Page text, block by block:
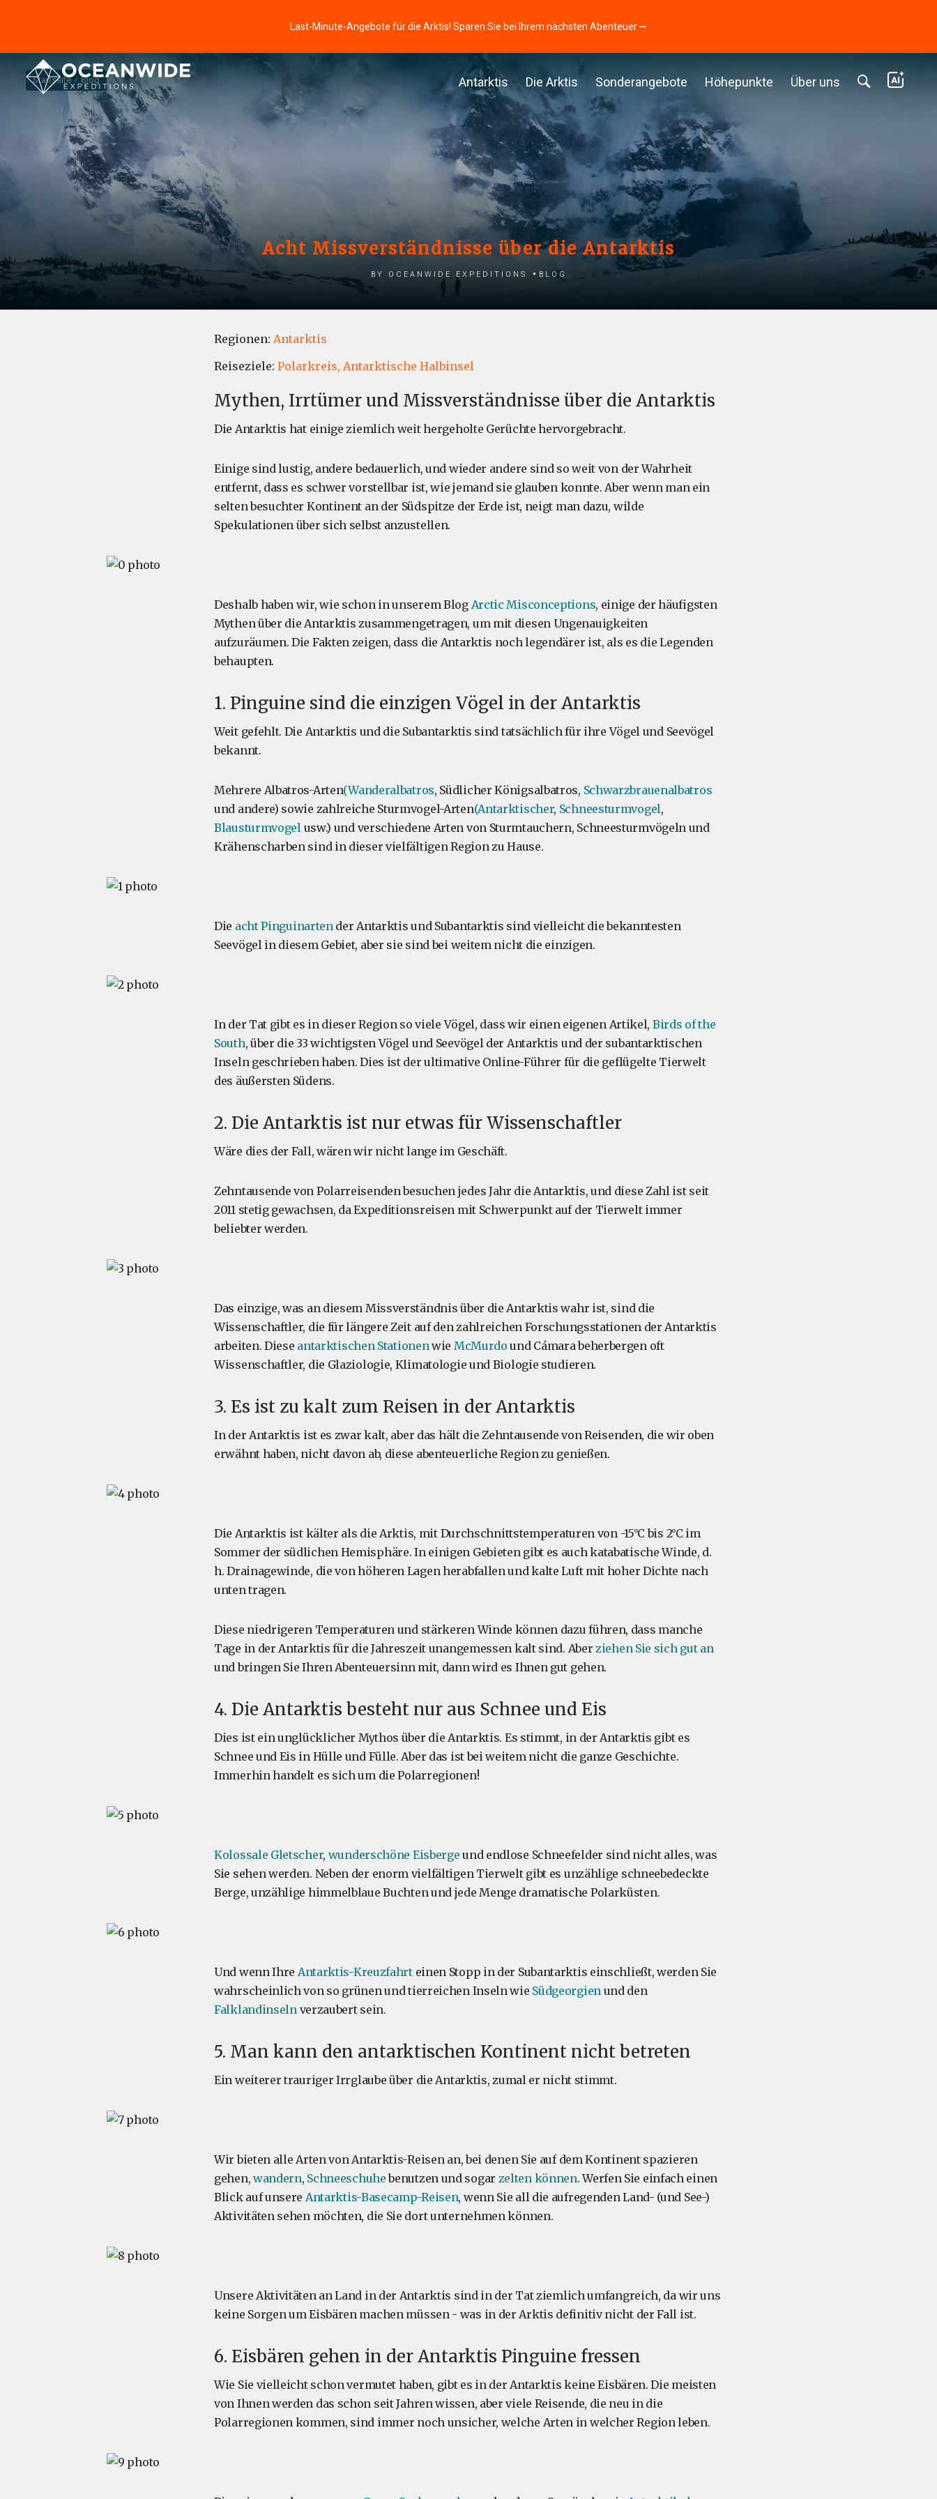
Last-Minute-Angebote für die Arktis! Sparen Sie bei Ihrem nächsten Abenteuer ⭢
Antarktis Die Arktis Sonderangebote Höhepunkte Über uns
Startseite Blog
Acht Missverständnisse über die Antarktis
by Oceanwide Expeditions Blog
Regionen: Antarktis
Reiseziele: Polarkreis, Antarktische Halbinsel
Mythen, Irrtümer und Missverständnisse über die Antarktis
Die Antarktis hat einige ziemlich weit hergeholte Gerüchte hervorgebracht.
Einige sind lustig, andere bedauerlich, und wieder andere sind so weit von der Wahrheit
entfernt, dass es schwer vorstellbar ist, wie jemand sie glauben konnte. Aber wenn man ein
selten besuchter Kontinent an der Südspitze der Erde ist, neigt man dazu, wilde
Spekulationen über sich selbst anzustellen.
Deshalb haben wir, wie schon in unserem Blog Arctic Misconceptions, einige der häufigsten
Mythen über die Antarktis zusammengetragen, um mit diesen Ungenauigkeiten
aufzuräumen. Die Fakten zeigen, dass die Antarktis noch legendärer ist, als es die Legenden
behaupten.
1. Pinguine sind die einzigen Vögel in der Antarktis
Weit gefehlt. Die Antarktis und die Subantarktis sind tatsächlich für ihre Vögel und Seevögel
bekannt.
Mehrere Albatros-Arten(Wanderalbatros, Südlicher Königsalbatros, Schwarzbrauenalbatros
und andere) sowie zahlreiche Sturmvogel-Arten(Antarktischer, Schneesturmvogel,
Blausturmvogelusw.) und verschiedene Arten von Sturmtauchern, Schneesturmvögeln und
Krähenscharben sind in dieser vielfältigen Region zu Hause.
Die acht Pinguinartender Antarktis und Subantarktis sind vielleicht die bekanntesten
Seevögel in diesem Gebiet, aber sie sind bei weitem nicht die einzigen.
In der Tat gibt es in dieser Region so viele Vögel, dass wir einen eigenen Artikel, Birds of the
South, über die 33 wichtigsten Vögel und Seevögel der Antarktis und der subantarktischen
Inseln geschrieben haben. Dies ist der ultimative Online-Führer für die geflügelte Tierwelt
des äußersten Südens.
2. Die Antarktis ist nur etwas für Wissenschaftler
Wäre dies der Fall, wären wir nicht lange im Geschäft.
Zehntausende von Polarreisenden besuchen jedes Jahr die Antarktis, und diese Zahl ist seit
2011 stetig gewachsen, da Expeditionsreisen mit Schwerpunkt auf der Tierwelt immer
beliebter werden.
Das einzige, was an diesem Missverständnis über die Antarktis wahr ist, sind die
Wissenschaftler, die für längere Zeit auf den zahlreichen Forschungsstationen der Antarktis
arbeiten. Diese antarktischen Stationenwie McMurdo und Cámara beherbergen oft
Wissenschaftler, die Glaziologie, Klimatologie und Biologie studieren.
3. Es ist zu kalt zum Reisen in der Antarktis
In der Antarktis ist es zwar kalt, aber das hält die Zehntausende von Reisenden, die wir oben
erwähnt haben, nicht davon ab, diese abenteuerliche Region zu genießen.
Die Antarktis ist kälter als die Arktis, mit Durchschnittstemperaturen von -15°C bis 2°C im
Sommer der südlichen Hemisphäre. In einigen Gebieten gibt es auch katabatische Winde, d.
h. Drainagewinde, die von höheren Lagen herabfallen und kalte Luft mit hoher Dichte nach
unten tragen.
Diese niedrigeren Temperaturen und stärkeren Winde können dazu führen, dass manche
Tage in der Antarktis für die Jahreszeit unangemessen kalt sind. Aberziehen Sie sich gut an
und bringen Sie Ihren Abenteuersinn mit, dann wird es Ihnen gut gehen.
4. Die Antarktis besteht nur aus Schnee und Eis
Dies ist ein unglücklicher Mythos über die Antarktis. Es stimmt, in der Antarktis gibt es
Schnee und Eis in Hülle und Fülle. Aber das ist bei weitem nicht die ganze Geschichte.
Immerhin handelt es sich um die Polarregionen!
Kolossale Gletscher, wunderschöne Eisberge und endlose Schneefelder sind nicht alles, was
Sie sehen werden. Neben der enorm vielfältigen Tierwelt gibt es unzählige schneebedeckte
Berge, unzählige himmelblaue Buchten und jede Menge dramatische Polarküsten.
Und wenn Ihre Antarktis-Kreuzfahrteinen Stopp in der Subantarktis einschließt, werden Sie
wahrscheinlich von so grünen und tierreichen Inseln wie Südgeorgienund den
Falklandinselnverzaubert sein.
5. Man kann den antarktischen Kontinent nicht betreten
Ein weiterer trauriger Irrglaube über die Antarktis, zumal er nicht stimmt.
Wir bieten alle Arten von Antarktis-Reisen an, bei denen Sie auf dem Kontinent spazieren
gehen, wandern, Schneeschuhebenutzen und sogar zelten können. Werfen Sie einfach einen
Blick auf unsere Antarktis-Basecamp-Reisen, wenn Sie all die aufregenden Land- (und See-)
Aktivitäten sehen möchten, die Sie dort unternehmen können.
Unsere Aktivitäten an Land in der Antarktis sind in der Tat ziemlich umfangreich, da wir uns
keine Sorgen um Eisbären machen müssen - was in der Arktis definitiv nicht der Fall ist.
6. Eisbären gehen in der Antarktis Pinguine fressen
Wie Sie vielleicht schon vermutet haben, gibt es in der Antarktis keine Eisbären. Die meisten
von Ihnen werden das schon seit Jahren wissen, aber viele Reisende, die neu in die
Polarregionen kommen, sind immer noch unsicher, welche Arten in welcher Region leben.